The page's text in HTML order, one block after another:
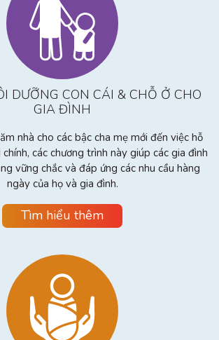
DƯỠNG CON CÁI & CHỖ Ở CHO
GIA ĐÌNH
nhà cho các bậc cha mẹ mới đến việc hỗ
các chương trình này giúp các gia đình
vững chắc và đáp ứng các nhu cầu hàng
ngày của họ và gia đình.
Tìm hiểu thêm